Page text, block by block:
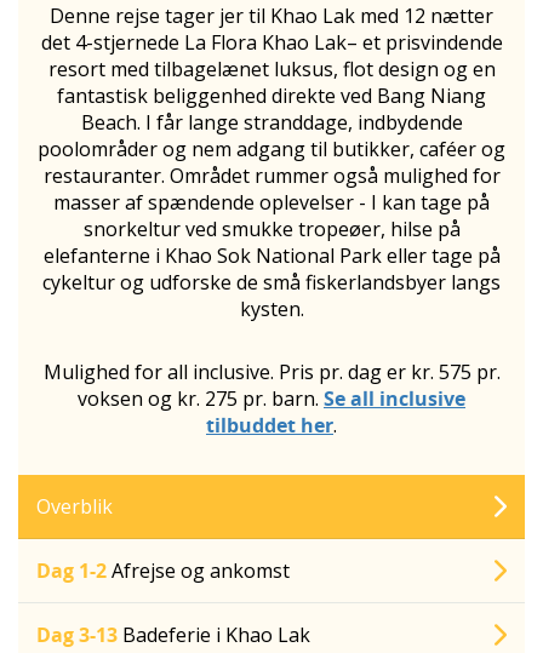
Denne rejse tager jer til Khao Lak med 12 nætter
det 4-stjernede La Flora Khao Lak– et prisvindende
resort med tilbagelænet luksus, flot design og en
fantastisk beliggenhed direkte ved Bang Niang
Beach. I får lange stranddage, indbydende
poolområder og nem adgang til butikker, caféer og
restauranter. Området rummer også mulighed for
masser af spændende oplevelser - I kan tage på
snorkeltur ved smukke tropeøer, hilse på
elefanterne i Khao Sok National Parkeller tage på
cykeltur og udforske de små fiskerlandsbyer langs
kysten.
Mulighed for all inclusive. Pris pr. dag er kr. 575 pr.
voksen og kr. 275 pr. barn. Se all inclusive
tilbuddet her.
Overblik
Dag 1-2Afrejse og ankomst
Dag 3-13 Badeferie i Khao Lak